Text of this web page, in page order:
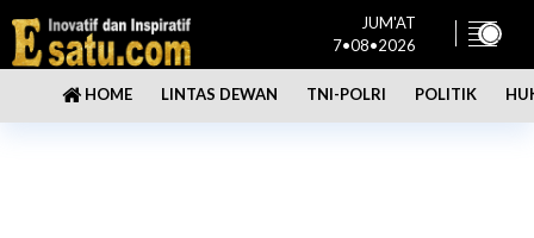
JUM'AT
7•08•2026
HOME LINTAS DEWAN TNI-POLRI POLITIK